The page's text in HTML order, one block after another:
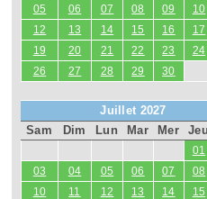
05
06 07 08 09 10
12
13 14 15 16 17
19
20 21 22 23 24
26
27 28 29 30
Juillet 2027
Sam
Dim Lun Mar Mer Jeu
01
03
04 05 06 07 08
10
11 12 13 14 15